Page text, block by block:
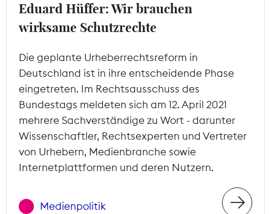
Mitgliederbereich
Eduard Hüffer: Wir brauchen
wirksame Schutzrechte
Die geplante Urheberrechtsreform in
Deutschland ist in ihre entscheidende Phase
eingetreten. Im Rechtsausschuss des
Bundestags meldeten sich am 12. April 2021
mehrere Sachverständige zu Wort - darunter
Wissenschaftler, Rechtsexperten und Vertreter
von Urhebern, Medienbranche sowie
Internetplattformen und deren Nutzern.
Medienpolitik